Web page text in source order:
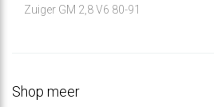
Zuiger GM 2,8 V6 80-91
Shop meer